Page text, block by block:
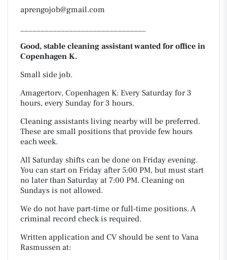
aprengojob@gmail.com
Good, stable cleaning assistant wanted for office in
Copenhagen K.
Small side job.
Amagertorv, Copenhagen K: Every Saturday for 3
hours, every Sunday for 3 hours.
Cleaning assistants living nearby will be preferred.
These are small positions that provide few hours
each week.
All Saturday shifts can be done on Friday evening.
You can start on Friday after 5:00 PM, but must start
no later than Saturday at 7:00 PM. Cleaning on
Sundays is not allowed.
We do not have part-time or full-time positions. A
criminal record check is required.
Written application and CV should be sent to Vana
Rasmussen at: